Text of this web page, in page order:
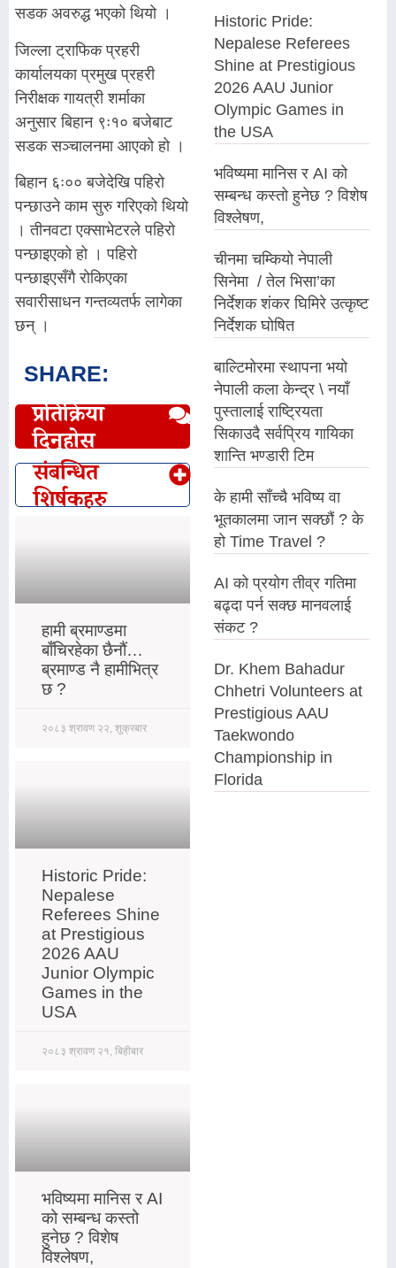
सडक अवरुद्ध भएको थियो ।
जिल्ला ट्राफिक प्रहरी
कार्यालयका प्रमुख प्रहरी
निरीक्षक गायत्री शर्माका
अनुसार बिहान ९ः१० बजेबाट
सडक सञ्चालनमा आएको हो ।
बिहान ६ः०० बजेदेखि पहिरो
पन्छाउने काम सुरु गरिएको थियो
। तीनवटा एक्साभेटरले पहिरो
पन्छाइएको हो । पहिरो
पन्छाइएसँगै रोकिएका
सवारीसाधन गन्तव्यतर्फ लागेका
छन् ।
SHARE:
प्रतिक्रिया
दिनुहोस्
संबन्धित
शिर्षकहरु
हामी ब्रमाण्डमा
बाँचिरहेका छैनौं…
ब्रमाण्ड नै हामीभित्र
छ ?
२०८३ श्रावण २२, शुक्रबार
Historic Pride:
Nepalese
Referees Shine
at Prestigious
2026 AAU
Junior Olympic
Games in the
USA
२०८३ श्रावण २१, बिहीबार
भविष्यमा मानिस र AI
को सम्बन्ध कस्तो
हुनेछ ? विशेष
विश्लेषण,
Historic Pride:
Nepalese Referees
Shine at Prestigious
2026 AAU Junior
Olympic Games in
the USA
भविष्यमा मानिस र AI को
सम्बन्ध कस्तो हुनेछ ? विशेष
विश्लेषण,
चीनमा चम्कियो नेपाली
सिनेमा / तेल भिसा’का
निर्देशक शंकर घिमिरे उत्कृष्ट
निर्देशक घोषित
बाल्टिमोरमा स्थापना भयो
नेपाली कला केन्द्र \ नयाँ
पुस्तालाई राष्ट्रियता
सिकाउदै सर्वप्रिय गायिका
शान्ति भण्डारी टिम
के हामी साँच्चै भविष्य वा
भूतकालमा जान सक्छौं ? के
हो Time Travel ?
AI को प्रयोग तीव्र गतिमा
बढ्दा पर्न सक्छ मानवलाई
संकट ?
Dr. Khem Bahadur
Chhetri Volunteers at
Prestigious AAU
Taekwondo
Championship in
Florida